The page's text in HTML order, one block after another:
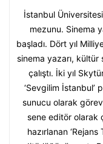
İstanbul
mezunu. Sinema
başladı. Dört yıl
sinema yazarı, kültür
çalıştı. İki yıl
‘Sevgilim İstanbul’
sunucu olarak
sene editör olarak
hazırlanan ‘Rejans